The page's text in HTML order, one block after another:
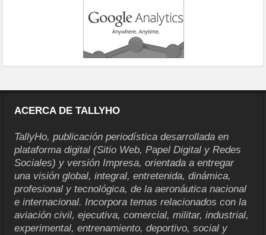
ACERCA DE TALLYHO
TallyHo, publicación periodística desarrollada en
plataforma digital (Sitio Web, Papel Digital y Redes
Sociales) y versión Impresa, orientada a entregar
una visión global, integral, entretenida, dinámica,
profesional y tecnológica, de la aeronáutica nacional
e internacional. Incorpora temas relacionados con la
aviación civil, ejecutiva, comercial, militar, industrial,
experimental, entrenamiento, deportivo, social y